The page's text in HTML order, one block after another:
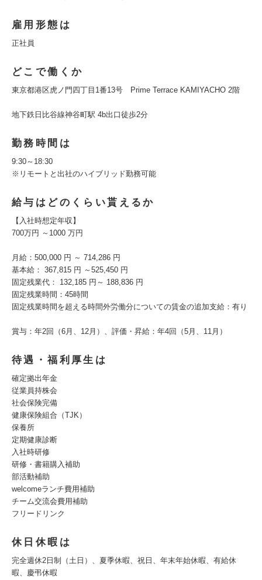
雇用形態は
正社員
どこで働くか
東京都港区虎ノ門四丁目1番13号 Prime Terrace KAMIYACHO 2階
地下鉄日比谷線神谷町駅 4b出口徒歩2分
勤務時間は
9:30～18:30
※リモートと出社のハイブリッド勤務可能
給与はどのくらい貰えるか
【入社時想定年収】
700万円 ～1000 万円
月給：500,000 円 ～ 714,286 円
基本給： 367,815 円 ～525,450 円
固定残業代： 132,185 円～ 188,836 円
固定残業時間：45時間
固定残業時間を超える時間外労働分についての賃金の追加支給：有り
賞与：年2回（6月、12月）、評価・昇給：年4回（5月、11月）
待遇・福利厚生は
確定拠出年金
従業員持株会
社会保険完備
健康保険組合（TJK）
保養所
定期健康診断
入社時研修
研修・書籍購入補助
部活動補助
welcomeランチ費用補助
チーム交流会費用補助
フリードリンク
休日休暇は
完全週休2日制（土日）、夏季休暇、祝日、年末年始休暇、有給休
暇、慶弔休暇